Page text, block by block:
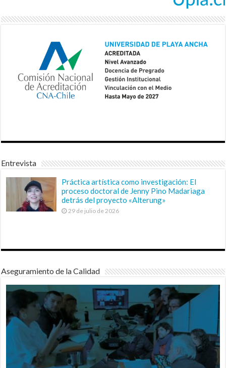
Entrevista
Práctica artística como investigación: El
proceso doctoral de Jenny Pino Madariaga
detrás del proyecto «Alterung»
29 de julio de 2026
Aseguramiento de la Calidad